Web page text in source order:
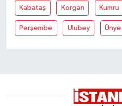
Kabataş Korgan Kumru
Perşembe Ulubey Ünye